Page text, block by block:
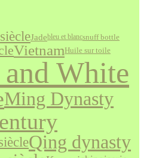
Jadebleu et blancsnuff bottle
VietnamHuile sur toile
White
Ming Dynasty
Qing dynasty